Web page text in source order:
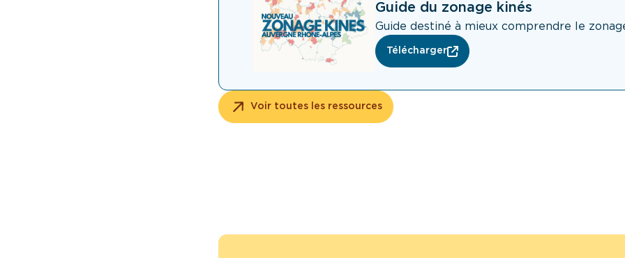
Guide du zonage kinés
Guide destiné à mieux comprendre le
Télécharger
Voir toutes les ressources